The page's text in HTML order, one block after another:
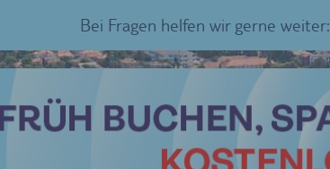
Bei Fragen helfen wir gerne weiter: